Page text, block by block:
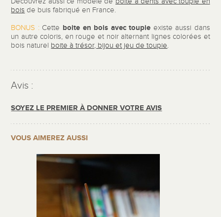
bois de buis fabriqué en France.
BONUS :Cette boite en bois avec toupie existe aussi dans
un autre coloris, en rouge et noir alternant lignes colorées et
bois naturel boite à trésor, bijou et jeu de toupie.
Avis :
SOYEZ LE PREMIER À DONNER VOTRE AVIS
VOUS AIMEREZ AUSSI